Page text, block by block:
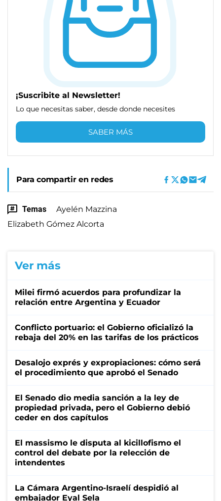
¡Suscribite al Newsletter!
Lo que necesitas saber, desde donde necesites
SABER MÁS
Para compartir en redes
Temas
Ayelén Mazzina
Elizabeth Gómez Alcorta
Ver más
Milei firmó acuerdos para profundizar la
relación entre Argentina y Ecuador
Conflicto portuario: el Gobierno oficializó la
rebaja del 20% en las tarifas de los prácticos
Desalojo exprés y expropiaciones: cómo será
el procedimiento que aprobó el Senado
El Senado dio media sanción a la ley de
propiedad privada, pero el Gobierno debió
ceder en dos capítulos
El massismo le disputa al kicillofismo el
control del debate por la relección de
intendentes
La Cámara Argentino-Israelí despidió al
embajador Eyal Sela